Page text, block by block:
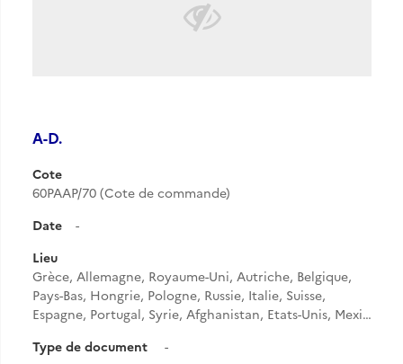
A-D.
Cote
60PAAP/70 (Cote de commande)
Date
-
Lieu
Grèce, Allemagne, Royaume-Uni, Autriche, Belgique,
Pays-Bas, Hongrie, Pologne, Russie, Italie, Suisse,
Espagne, Portugal, Syrie, Afghanistan, Etats-Unis, Mexi…
Type de document
-